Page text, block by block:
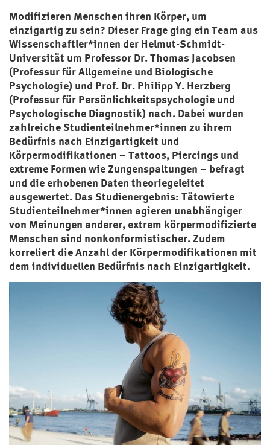
Modifizieren Menschen ihren Körper, um
einzigartig zu sein? Dieser Frage ging ein Team aus
Wissenschaftler*innen der Helmut-Schmidt-
Universität um Professor Dr. Thomas Jacobsen
(Professur für Allgemeine und Biologische
Psychologie) und Prof. Dr. Philipp Y. Herzberg
(Professur für Persönlichkeitspsychologie und
Psychologische Diagnostik) nach. Dabei wurden
zahlreiche Studienteilnehmer*innen zu ihrem
Bedürfnis nach Einzigartigkeit und
Körpermodifikationen – Tattoos, Piercings und
extreme Formen wie Zungenspaltungen – befragt
und die erhobenen Daten theoriegeleitet
ausgewertet. Das Studienergebnis: Tätowierte
Studienteilnehmer*innen agieren unabhängiger
von Meinungen anderer, extrem körpermodifizierte
Menschen sind nonkonformistischer. Zudem
korreliert die Anzahl der Körpermodifikationen mit
dem individuellen Bedürfnis nach Einzigartigkeit.